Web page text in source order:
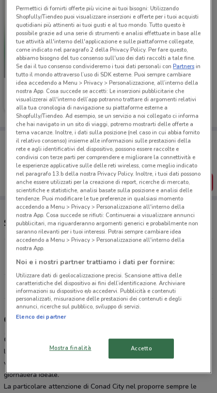
-3 GIORNI
Conad City
Scade martedì 11.3 km
Porta DoveConviene sempre con te!
Puoi trovare le migliori offerte dei negozi vicino a te,
salvarle e creare la tua lista del risparmio, comodamente
dal tuo cellulare.
SCARICA L’APP
Supermercati e orari Conad City
Piazza Umberto I 28 Altavilla Silentina
11.3 km
Tutti i negozi Conad City
Conad City - volantino, offerte e carta Conad
Conad City
è una catena di supermercati di prossimità che unisce
la garanzia di qualità del marchio Conad alla comodità della spesa
vicino casa creando il supermercato di quartiere e per la spesa
giornaliera ideale.
La particolare attenzione di Conad City nel proporre sempre le
Permettici di fornirti offerte più vicine ai tuoi bisogni: Utilizzando
Shopfully/Tiendeo puoi visualizzare inserzioni e offerte per i tuoi acquisti
quotidiani più attinenti ai tuoi gusti e al tuo mondo. Tutto questo è
possibile grazie ad una serie di strumenti e analisi effettuate in base alle
tue attività all'interno dell'applicazione e sulle piattaforme collegate,
come indicato nel paragrafo 2 della Privacy Policy. Per fare questo,
abbiamo bisogno del tuo consenso sull'uso dei dati raccolti a tale fine.
Se dai il tuo consenso condivideremo i tuoi dati personali conPartnersin
tutto il mondo attraverso l’uso di SDK esterne. Puoi sempre cambiare
idea accedendo a Menu > Privacy > Personalizzazione, all’interno della
nostra App. Cosa succede se accetti: Le inserzioni pubblicitarie che
visualizzerai all'interno dell’app potranno trattare di argomenti relativi
alla tua cronologia di navigazione su piattaforme esterne a
Shopfully/Tiendeo. Ad esempio, se un servizio a noi collegato ci informa
che hai navigato in un sito di viaggi, potremo mostrarti delle offerte a
tema vacanze. Inoltre, i dati sulla posizione (nel caso in cui abbia fornito
il relativo consenso) insieme alle informazioni sulle prestazioni della
rete e agli identificativi del dispositivo, possono essere raccolte e
condivisi con terze parti per comprendere e migliorare la connettività e
le esperienze applicative sulle delle reti wireless, come meglio indicato
nel paragrafo 13.b della nostra Privacy Policy. Inoltre, i tuoi dati possono
anche essere utilizzati per la creazione di report, ricerche di mercato,
scientifiche e statistiche, analisi basate sulla posizione e analisi delle
tendenze. Puoi modificare le tue preferenze in qualsiasi momento
accedendo a Menu > Privacy > Personalizzazione all'interno della
nostra App. Cosa succede se rifiuti: Continuerai a visualizzare annunci
pubblicitari, ma riguarderanno argomenti generici e probabilmente non
saranno rilevanti per i tuoi interessi. Potrai sempre cambiare idea
accedendo a Menu > Privacy > Personalizzazione all'interno della
nostra App.
Noi e i nostri partner trattiamo i dati per fornire:
Utilizzare dati di geolocalizzazione precisi. Scansione attiva delle
caratteristiche del dispositivo ai fini dell’identificazione. Archiviare
informazioni su dispositivo e/o accedervi. Pubblicità e contenuti
personalizzati, misurazione delle prestazioni dei contenuti e degli
annunci, ricerche sul pubblico, sviluppo di servizi.
Elenco dei partner
Mostra finalità Accetto